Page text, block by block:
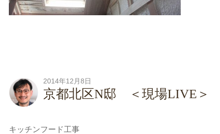
2014年12月8日
京都北区N邸 ＜現場LIVE＞
キッチンフード工事